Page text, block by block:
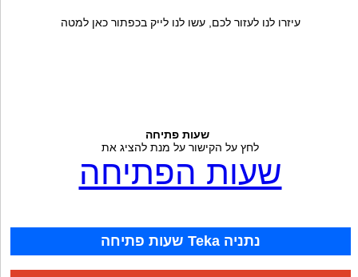
עיזרו לנו לעזור לכם, עשו לנו לייק בכפתור כאן למטה
שעות פתיחה
לחץ על הקישור על מנת להציג את
שעות הפתיחה
שעות פתיחה Teka נתניה